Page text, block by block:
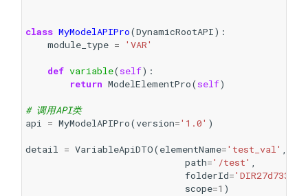
class MyModelAPIPro(DynamicRootAPI):
module_type = 'VAR'
def variable(self):
return ModelElementPro(self)
# 调用API类
api = MyModelAPIPro(version='1.0' )
detail = VariableApiDTO(elementName='test_val' ,
path='/test' ,
folderId=
scope=1 )